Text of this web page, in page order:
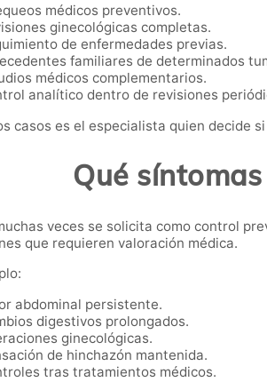
médicos preventivos.
ginecológicas completas.
de enfermedades previas.
familiares de determinados
médicos complementarios.
analítico dentro de revisiones
casos es el especialista quien decide
Qué
veces se solicita como control
que requieren valoración médica.
abdominal persistente.
digestivos prolongados.
ginecológicas.
de hinchazón mantenida.
tras tratamientos médicos.